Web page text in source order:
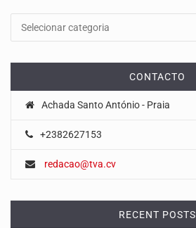
CONTACTO
Achada Santo António - Praia
+2382627153
redacao@tva.cv
RECENT POSTS